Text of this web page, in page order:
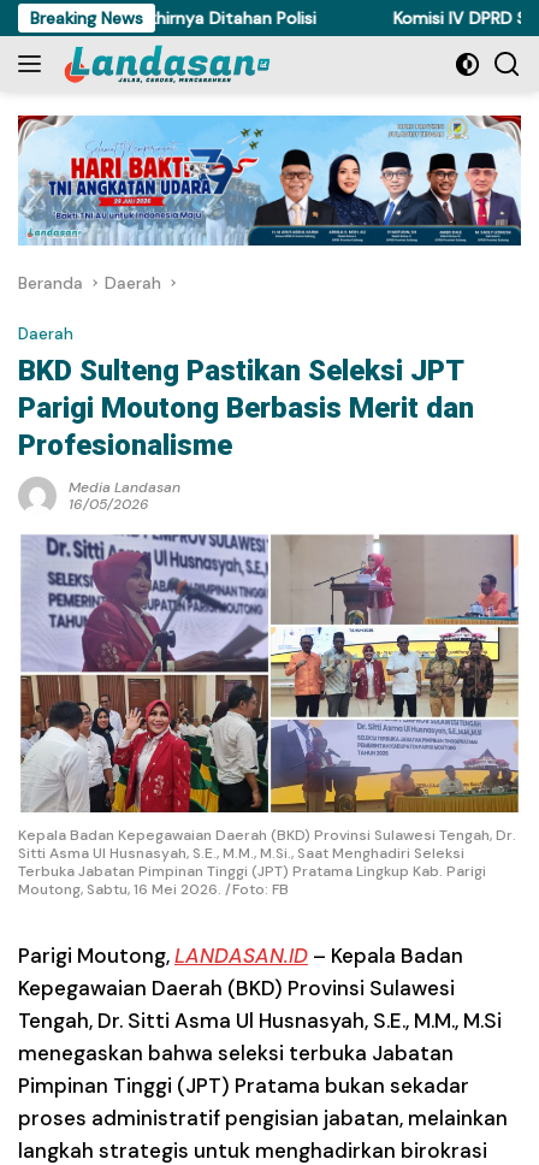
Langsung
ke
konten
Breaking News
di Torue Akhirnya Ditahan Polisi Komisi IV DPRD Sulteng
Beranda Daerah
Daerah
BKD Sulteng Pastikan Seleksi JPT
Parigi Moutong Berbasis Merit dan
Profesionalisme
Media Landasan
16/05/2026
Kepala Badan Kepegawaian Daerah (BKD) Provinsi Sulawesi Tengah, Dr.
Sitti Asma Ul Husnasyah, S.E., M.M., M.Si., Saat Menghadiri Seleksi
Terbuka Jabatan Pimpinan Tinggi (JPT) Pratama Lingkup Kab. Parigi
Moutong, Sabtu, 16 Mei 2026. /Foto: FB
Parigi Moutong,LANDASAN.ID – Kepala Badan
Kepegawaian Daerah (BKD) Provinsi Sulawesi
Tengah, Dr. Sitti Asma Ul Husnasyah, S.E., M.M., M.Si
menegaskan bahwa seleksi terbuka Jabatan
Pimpinan Tinggi (JPT) Pratama bukan sekadar
proses administratif pengisian jabatan, melainkan
langkah strategis untuk menghadirkan birokrasi